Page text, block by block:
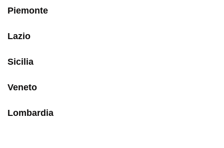
Piemonte
Lazio
Sicilia
Veneto
Lombardia